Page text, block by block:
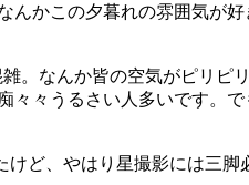
かこの夕暮れの雰囲気が
。なんか皆の空気がピリピ
々うるさい人多いです。
ど、やはり星撮影には三脚